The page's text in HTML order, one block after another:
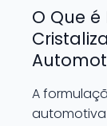
O Que
A